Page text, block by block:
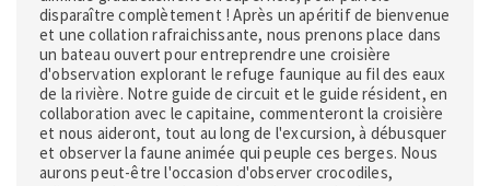
disparaître complètement ! Après un apéritif de bienvenue
et une collation rafraichissante, nous prenons place dans
un bateau ouvert pour entreprendre une croisière
d'observation explorant le refuge faunique au fil des eaux
de la rivière. Notre guide de circuit et le guide résident, en
collaboration avec le capitaine, commenteront la croisière
et nous aideront, tout au long de l'excursion, à débusquer
et observer la faune animée qui peuple ces berges. Nous
aurons peut-être l'occasion d'observer crocodiles,